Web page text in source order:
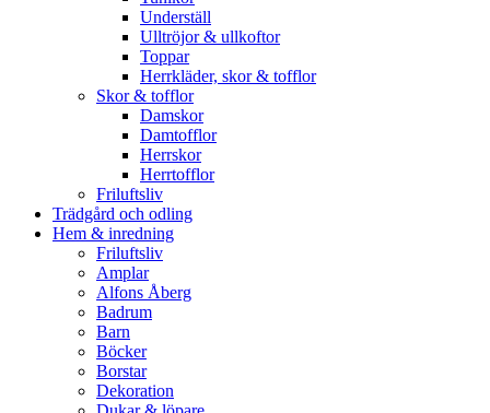
Underställ
Ulltröjor & ullkoftor
Toppar
Herrkläder, skor & tofflor
Skor & tofflor
Damskor
Damtofflor
Herrskor
Herrtofflor
Friluftsliv
Trädgård och odling
Hem & inredning
Friluftsliv
Amplar
Alfons Åberg
Badrum
Barn
Böcker
Borstar
Dekoration